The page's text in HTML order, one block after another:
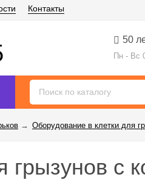
Контакты
50
Пн - Вс
→ Оборудование в клетки для
грызунов с